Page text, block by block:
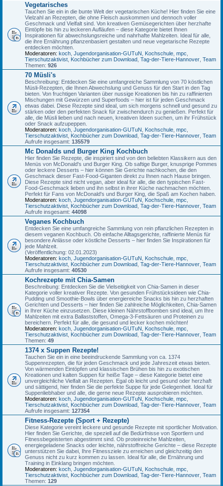
Vegetarisches
Tauchen Sie ein in die bunte Welt der vegetarischen Küche! Hier finden Sie eine
Vielzahl an Rezepten, die ohne Fleisch auskommen und dennoch voller
Geschmack und Vielfalt sind. Von kreativen Gemüsegerichten über herzhafte
Eintöpfe bis hin zu leckeren Aufläufen – diese Kategorie bietet Ihnen
Inspirationen für abwechslungsreiche und nahrhafte Mahlzeiten. Ideal für alle,
die ihre Ernährung pflanzenbasiert gestalten und neue vegetarische Rezepte
entdecken möchten.
Moderatoren: koch Jugendorganisation-GUTuN Kochschule mpc
Tierschutzaktivist Kochbücher zum Download Tag-der-Tiere-Hannover Team
Themen: 926
70 Müsli's
Beschreibung: Entdecken Sie eine umfangreiche Sammlung von 70 köstlichen
Müsli-Rezepten, die Ihnen Abwechslung und Genuss für den Start in den Tag
bieten. Von fruchtigen Varianten über nussige Kreationen bis hin zu raffinierten
Mischungen mit Gewürzen und Superfoods – hier ist für jeden Geschmack
etwas dabei. Diese Rezepte sind ideal, um sich morgens schnell und gesund zu
stärken oder den perfekten Snack für zwischendurch zu genießen. Perfekt für
alle, die Müsli lieben und nach neuen, kreativen Ideen suchen, um ihr Frühstück
oder Snack aufzupeppen.
Moderatoren: koch Jugendorganisation-GUTuN Kochschule mpc
Tierschutzaktivist Kochbücher zum Download Tag-der-Tiere-Hannover Team
Aufrufe insgesamt: 135579
Mc Donalds und Burger King Kochbuch
Hier finden Sie Rezepte, die inspiriert sind von den beliebten Klassikern aus den
Menüs von McDonald's und Burger King. Ob saftige Burger, knusprige Pommes
oder leckere Desserts – hier können Sie Gerichte nachkochen, die den
Geschmack dieser Fast-Food-Giganten direkt zu Ihnen nach Hause bringen.
Diese Rezepte sind nicht vegan, aber ideal für alle, die den typischen Fast-
Food-Geschmack lieben und ihn selbst in ihrer Küche nachmachen möchten.
Perfekt für Fans von McDonald's und Burger King, die Spaß am Kochen haben.
Moderatoren: koch Jugendorganisation-GUTuN Kochschule mpc
Tierschutzaktivist Kochbücher zum Download Tag-der-Tiere-Hannover Team
Aufrufe insgesamt: 44098
Veganes Kochbuch
Entdecken Sie eine umfangreiche Sammlung von rein pflanzlichen Rezepten in
diesem veganen Kochbuch. Ob einfache Alltagsgerichte, raffinierte Menüs für
besondere Anlässe oder köstliche Desserts – hier finden Sie Inspirationen für
jede Mahlzeit.
(Veröffentlichung: 02.01.2023)
Moderatoren: koch Jugendorganisation-GUTuN Kochschule mpc
Tierschutzaktivist Kochbücher zum Download Tag-der-Tiere-Hannover Team
Aufrufe insgesamt: 40530
Kochrezepte mit Chia-Samen
Beschreibung: Entdecken Sie die Vielseitigkeit von Chia-Samen in dieser
Kategorie voller kreativer Rezepte. Von gesunden Frühstücksideen wie Chia-
Pudding und Smoothie-Bowls über energiereiche Snacks bis hin zu herzhaften
Gerichten und Desserts – hier finden Sie zahlreiche Möglichkeiten, Chia-Samen
in Ihrer Küche einzusetzen. Diese kleinen Nährstoffbomben sind ideal, um Ihre
Mahlzeiten mit extra Ballaststoffen, Omega-3-Fettsäuren und Proteinen zu
bereichern. Perfekt für alle, die gesund und lecker kochen möchten!
Moderatoren: koch Jugendorganisation-GUTuN Kochschule mpc
Tierschutzaktivist Kochbücher zum Download Tag-der-Tiere-Hannover Team
Themen: 49
1374 x Suppen Rezepte!
Tauchen Sie ein in eine beeindruckende Sammlung von ca. 1374
Suppenrezepten, die für jeden Geschmack und jede Jahreszeit etwas bieten.
Von wärmenden Eintöpfen und klassischen Brühen bis hin zu exotischen
Kreationen und kalten Suppen für heiße Tage – diese Kategorie bietet eine
unvergleichliche Vielfalt an Rezepten. Egal ob leicht und gesund oder herzhaft
und sättigend, hier finden Sie die perfekte Suppe für jede Gelegenheit. Ideal für
Suppenliebhaber und alle, die gerne neue Rezepte ausprobieren möchten.
Moderatoren: koch Jugendorganisation-GUTuN Kochschule mpc
Tierschutzaktivist Kochbücher zum Download Tag-der-Tiere-Hannover Team
Aufrufe insgesamt: 127354
Fitness-Rezepte (Sport + Rezepte)
Diese Kategorie vereint leckere und gesunde Rezepte mit sportlicher Motivation.
Hier finden Sie Gerichte, die speziell auf die Bedürfnisse von Sportlern und
Fitnessbegeisterten abgestimmt sind. Ob proteinreiche Mahlzeiten,
energiegeladene Snacks oder leichte, nährstoffreiche Gerichte – diese Rezepte
unterstützen Sie dabei, Ihre Fitnessziele zu erreichen und gleichzeitig den
Genuss nicht zu kurz kommen zu lassen. Ideal für alle, die Ernährung und
Training in Einklang bringen möchten.
Moderatoren: koch Jugendorganisation-GUTuN Kochschule mpc
Tierschutzaktivist Kochbücher zum Download Tag-der-Tiere-Hannover Team
Themen: 129